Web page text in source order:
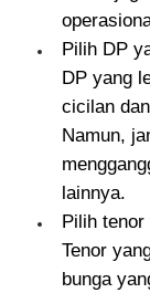
Pilih DP
DP yang
cicilan
Namun,
lainnya.
Pilih tenor
Tenor
bunga